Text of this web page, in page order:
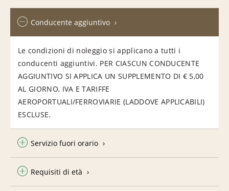
Conducente aggiuntivo
Le condizioni di noleggio si applicano a tutti i
conducenti aggiuntivi. PER CIASCUN CONDUCENTE
AGGIUNTIVO SI APPLICA UN SUPPLEMENTO DI € 5,00
AL GIORNO, IVA E TARIFFE
AEROPORTUALI/FERROVIARIE (LADDOVE APPLICABILI)
ESCLUSE.
Servizio fuori orario
Requisiti di età